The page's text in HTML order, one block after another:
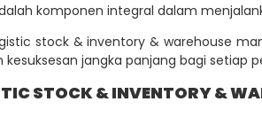
komponen integral dalam
stock & inventory & warehouse
jangka panjang bagi setiap
STOCK & INVENTORY &